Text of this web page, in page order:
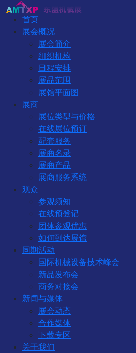
首页
展会概况
展会简介
组织机构
日程安排
展品范围
展馆平面图
展商
展位类型与价格
在线展位预订
配套服务
展商名录
展商产品
展商服务系统
观众
参观须知
在线预登记
团体参观优惠
如何到达展馆
同期活动
国际机械设备技术峰会
新品发布会
商务对接会
新闻与媒体
展会动态
合作媒体
下载专区
关于我们